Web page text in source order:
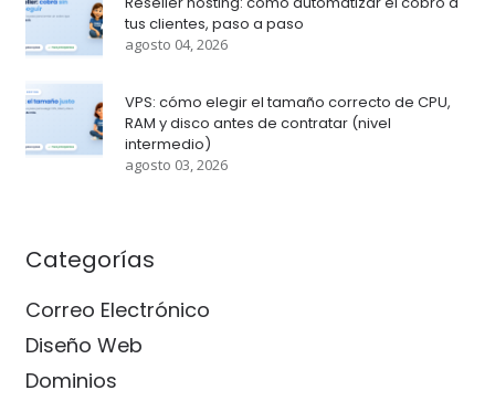
tus clientes, paso a paso
agosto 04, 2026
VPS: cómo elegir el tamaño correcto de CPU,
RAM y disco antes de contratar (nivel
intermedio)
agosto 03, 2026
Categorías
Correo Electrónico
Diseño Web
Dominios